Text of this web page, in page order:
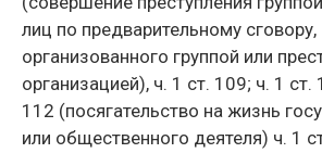
лиц по предварительному сговору,
организованного группой или
организацией), ч. 1 ст. 109; ч. 1 ст.
112 (посягательство на жизнь
или общественного деятеля) ч. 1